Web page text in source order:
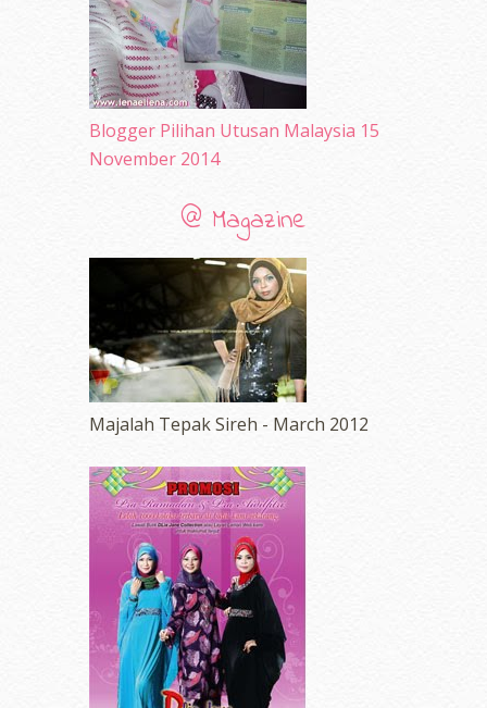
Blogger Pilihan Utusan Malaysia 15
November 2014
@ Magazine
Majalah Tepak Sireh - March 2012